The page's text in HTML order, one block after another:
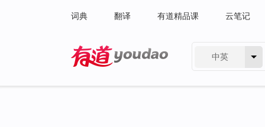
词典 翻译 有道精品课 云笔记
中英